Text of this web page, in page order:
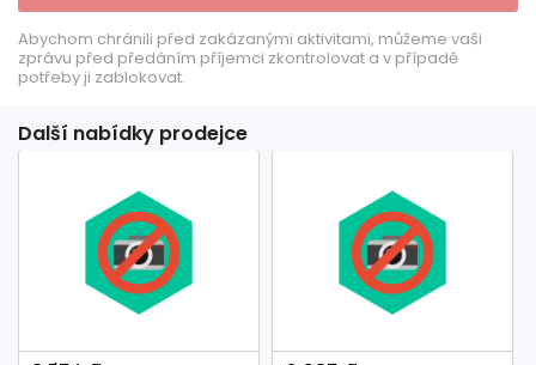
Abychom chránili před zakázanými aktivitami, můžeme vaši
zprávu před předáním příjemci zkontrolovat a v případě
potřeby ji zablokovat.
Další nabídky prodejce